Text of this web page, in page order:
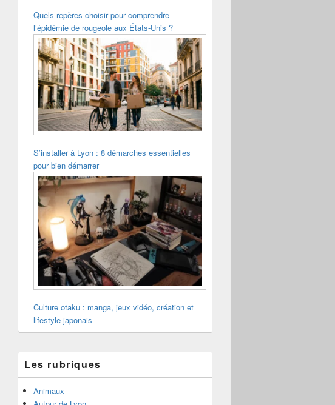
Quels repères choisir pour comprendre
l’épidémie de rougeole aux États-Unis ?
S’installer à Lyon : 8 démarches essentielles
pour bien démarrer
Culture otaku : manga, jeux vidéo, création et
lifestyle japonais
Les rubriques
Animaux